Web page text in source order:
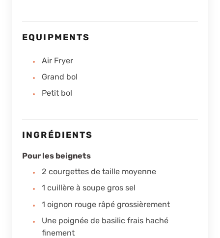
EQUIPMENTS
Air Fryer
Grand bol
Petit bol
INGRÉDIENTS
Pour les beignets
2 courgettes de taille moyenne
1 cuillère à soupe gros sel
1 oignon rouge râpé grossièrement
Une poignée de basilic frais haché
finement